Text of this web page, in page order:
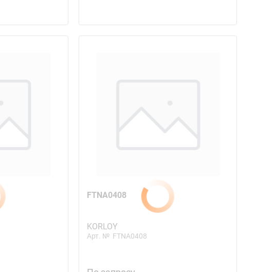
FTNA0408
KORLOY
Арт. № FTNA0408